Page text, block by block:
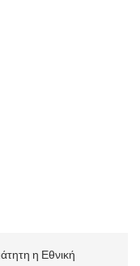
η Εθνική